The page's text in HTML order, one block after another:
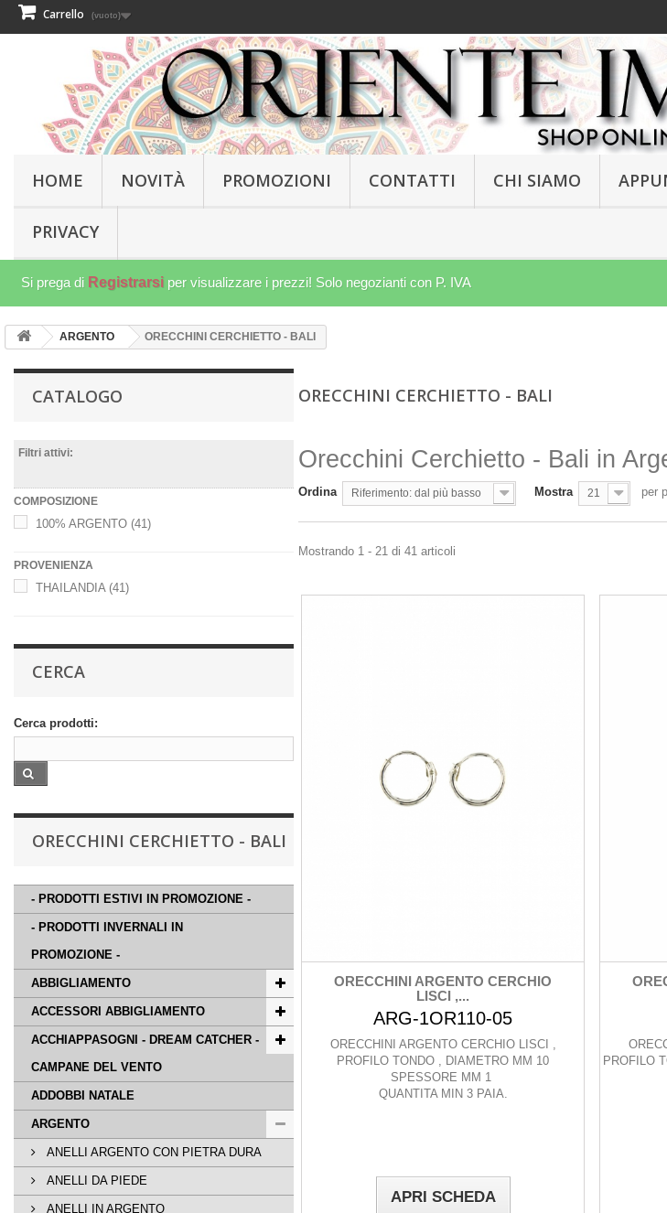
Carrello (vuoto)
HOME NOVITÀ PROMOZIONI CONTATTI CHI SIAMO
PRIVACY
Si prega di Registrarsi per visualizzare i prezzi! Solo negozianti con P. IVA
ARGENTO ORECCHINI CERCHIETTO - BALI
CATALOGO
Filtri attivi:
COMPOSIZIONE
100% ARGENTO (41)
PROVENIENZA
THAILANDIA(41)
CERCA
Cerca prodotti:
ORECCHINI CERCHIETTO - BALI
- PRODOTTI ESTIVI IN PROMOZIONE -
- PRODOTTI INVERNALI IN
PROMOZIONE -
ABBIGLIAMENTO
ACCESSORI ABBIGLIAMENTO
ACCHIAPPASOGNI - DREAM CATCHER -
CAMPANE DEL VENTO
ADDOBBI NATALE
ARGENTO
ANELLI ARGENTO CON PIETRA DURA
ANELLI DA PIEDE
ANELLI IN ARGENTO
ORECCHINI CERCHIETTO - BALI
Orecchini Cerchietto - Bali in
Ordina Riferimento: dal più basso Mostra 21 per
Mostrando 1 - 21 di 41 articoli
ORECCHINI ARGENTO CERCHIO
LISCI ,...
ARG-1OR110-05
ORECCHINI ARGENTO CERCHIO LISCI ,
PROFILO TONDO , DIAMETRO MM 10
SPESSORE MM 1
QUANTITA MIN 3 PAIA.
APRI SCHEDA
PROFILO